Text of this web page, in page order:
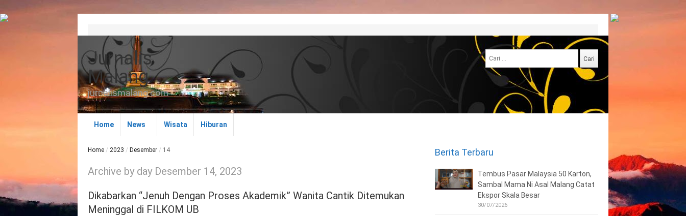
Jurnalis
Malang
jurnalismalang.com
Cari
untuk:
Home News Wisata Hiburan
Home / 2023 / Desember / 14
Archive by day Desember 14, 2023
Dikabarkan “Jenuh Dengan Proses Akademik” Wanita Cantik Ditemukan
Meninggal di FILKOM UB
Berita Terbaru
Tembus Pasar Malaysia 50 Karton,
Sambal Mama Ni Asal Malang Catat
Ekspor Skala Besar
30/07/2026